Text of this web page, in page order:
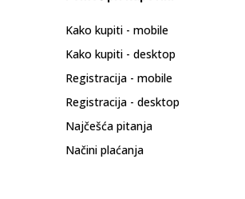
Kako kupiti - mobile
Kako kupiti - desktop
Registracija - mobile
Registracija - desktop
Najčešća pitanja
Načini plaćanja